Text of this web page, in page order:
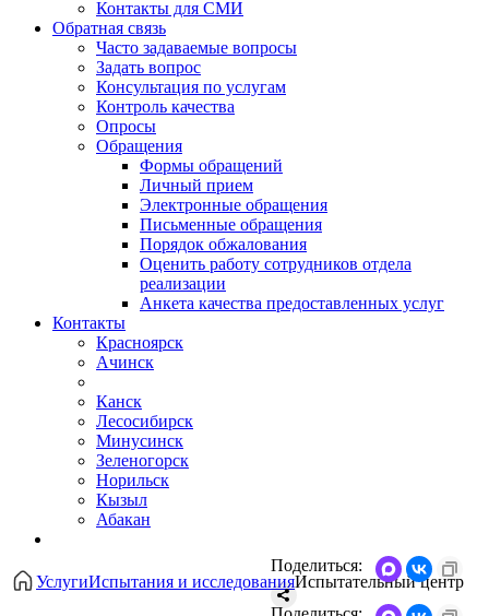
Контакты для СМИ
Обратная связь
Часто задаваемые вопросы
Задать вопрос
Консультация по услугам
Контроль качества
Опросы
Обращения
Формы обращений
Личный прием
Электронные обращения
Письменные обращения
Порядок обжалования
Оценить работу сотрудников отдела
реализации
Анкета качества предоставленных услуг
Контакты
Красноярск
Ачинск
Канск
Лесосибирск
Минусинск
Зеленогорск
Норильск
Кызыл
Абакан
УслугиИспытания и исследованияИспытательный центр
Поделиться: